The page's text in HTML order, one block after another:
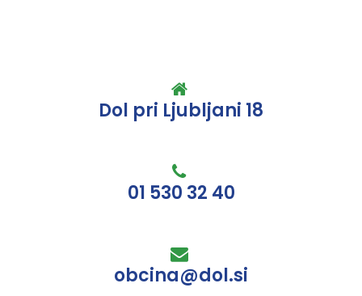
Dol pri Ljubljani 18
01 530 32 40
obcina@dol.si